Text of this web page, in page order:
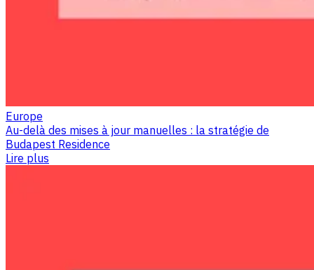
Europe
Au-delà des mises à jour manuelles : la stratégie de
Budapest Residence
Lire plus